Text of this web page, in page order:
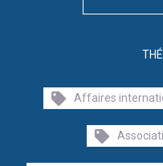
Affaires